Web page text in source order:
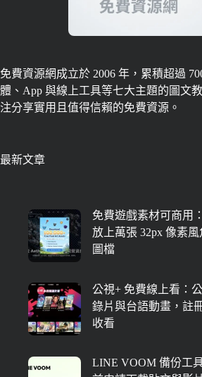
免費資源網成立於 2006 年，累積超過
體、App 與線上工具等七大主題的圖文
注分享實用且值得信賴的免費資源。
最新文章
免費遊戲素材可商用
放上萬張 32px 像素
圖檔
公視+ 免費線上看：
錄片與台語動畫，註
收看
LINE VOOM 備份工